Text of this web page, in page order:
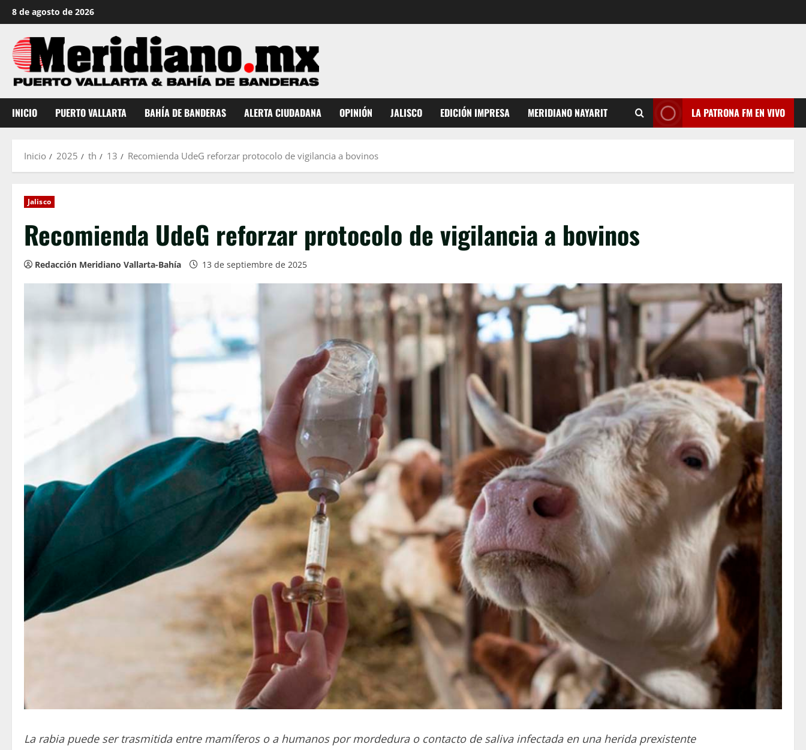
Saltar
al
contenido
8 de agosto de 2026
INICIO PUERTO VALLARTA BAHÍA DE BANDERAS ALERTA CIUDADANA OPINIÓN JALISCO EDICIÓN IMPRESA MERIDIANO NAYARIT LA PATRONA FM EN VIVO
Inicio 2025 th 13 Recomienda UdeG reforzar protocolo de vigilancia a bovinos
Jalisco
Recomienda UdeG reforzar protocolo de vigilancia a bovinos
Redacción Meridiano Vallarta-Bahía 13 de septiembre de 2025
La rabia puede ser trasmitida entre mamíferos o a humanos por mordedura o contacto de saliva infectada en una herida prexistente